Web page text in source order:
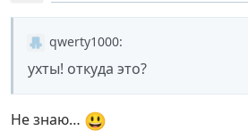
qwerty1000:
ухты! откуда это?
Не знаю… 😃